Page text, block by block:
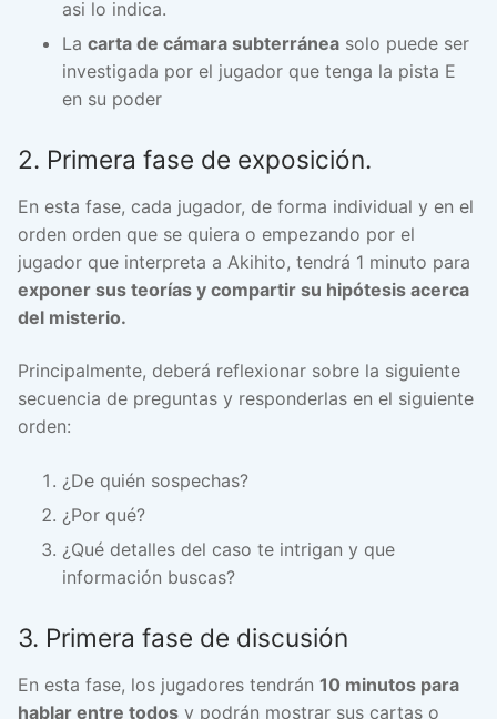
asi lo indica.
La carta de cámara subterránea solo puede ser
investigada por el jugador que tenga la pista E
en su poder
2. Primera fase de exposición.
En esta fase, cada jugador, de forma individual y en el
orden orden que se quiera o empezando por el
jugador que interpreta a Akihito, tendrá 1 minuto para
exponer sus teorías y compartir su hipótesis acerca
del misterio.
Principalmente, deberá reflexionar sobre la siguiente
secuencia de preguntas y responderlas en el siguiente
orden:
¿De quién sospechas?
¿Por qué?
¿Qué detalles del caso te intrigan y que
información buscas?
3. Primera fase de discusión
En esta fase, los jugadores tendrán 10 minutos para
hablar entre todos y podrán mostrar sus cartas o